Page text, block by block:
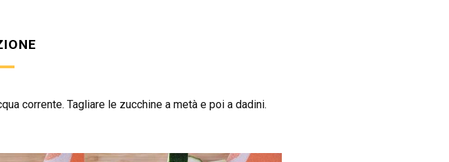
corrente. Tagliare le zucchine a metà e poi a dadini.